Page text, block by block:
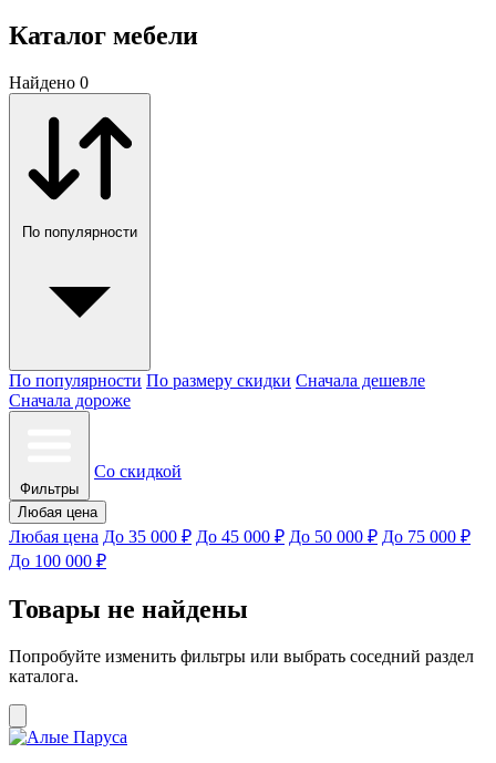
Каталог мебели
Найдено 0
По популярности
По популярности По размеру скидки Сначала дешевле
Сначала дороже
Фильтры
Со скидкой
Любая цена
Любая цена До 35 000 ₽ До 45 000 ₽ До 50 000 ₽ До 75 000 ₽
До 100 000 ₽
Товары не найдены
Попробуйте изменить фильтры или выбрать соседний раздел
каталога.